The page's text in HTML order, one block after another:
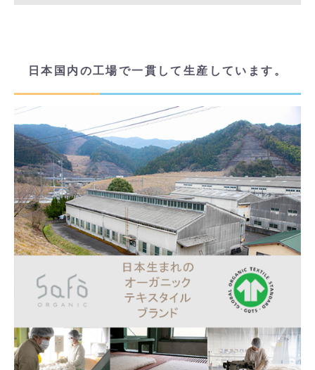
日本国内の工場で一貫して生産しています。